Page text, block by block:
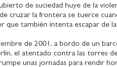
de suciedad huye de la
cruzar la frontera se tuerce
que también intenta escapar de
de 2001, a bordo de un
el atentado contra las torres
unas jornadas para rendir